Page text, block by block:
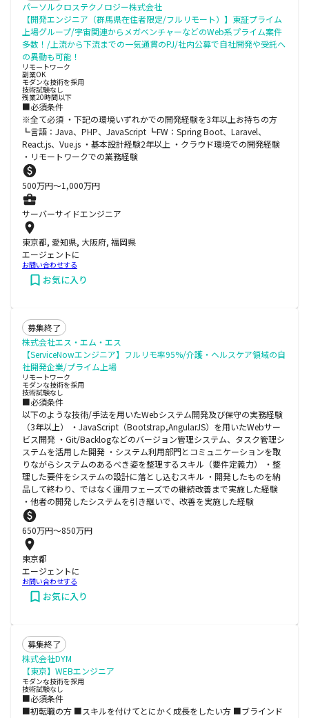
パーソルクロステクノロジー株式会社
【開発エンジニア（群馬県在住者限定/フルリモート）】東証プライム
上場グループ/宇宙関連からメガベンチャーなどのWeb系プライム案件
多数！/上流から下流までの一気通貫のPJ/社内公募で自社開発や受託へ
の異動も可能！
リモートワーク
副業OK
モダンな技術を採用
技術試験なし
残業20時間以下
■必須条件
※全て必須 ・下記の環境いずれかでの開発経験を3年以上お持ちの方
┗言語：Java、PHP、JavaScript ┗FW：Spring Boot、Laravel、
React.js、Vue.js ・基本設計経験2年以上 ・クラウド環境での開発経験
・リモートワークでの業務経験
500万円〜1,000万円
サーバーサイドエンジニア
東京都, 愛知県, 大阪府, 福岡県
エージェントに
お問い合わせする
お気に入り
募集終了
株式会社エス・エム・エス
【ServiceNowエンジニア】フルリモ率95%/介護・ヘルスケア領域の自
社開発企業/プライム上場
リモートワーク
モダンな技術を採用
技術試験なし
■必須条件
以下のような技術/手法を用いたWebシステム開発及び保守の実務経験
（3年以上） ・JavaScript（Bootstrap,AngularJS）を用いたWebサー
ビス開発 ・Git/Backlogなどのバージョン管理システム、タスク管理シ
ステムを活用した開発 ・システム利用部門とコミュニケーションを取
りながらシステムのあるべき姿を整理するスキル（要件定義力） ・整
理した要件をシステムの設計に落とし込むスキル ・開発したものを納
品して終わり、ではなく運用フェーズでの継続改善まで実施した経験
・他者の開発したシステムを引き継いで、改善を実施した経験
650万円〜850万円
東京都
エージェントに
お問い合わせする
お気に入り
募集終了
株式会社DYM
【東京】WEBエンジニア
モダンな技術を採用
技術試験なし
■必須条件
■初転職の方 ■スキルを付けてとにかく成長をしたい方 ■ブラインド